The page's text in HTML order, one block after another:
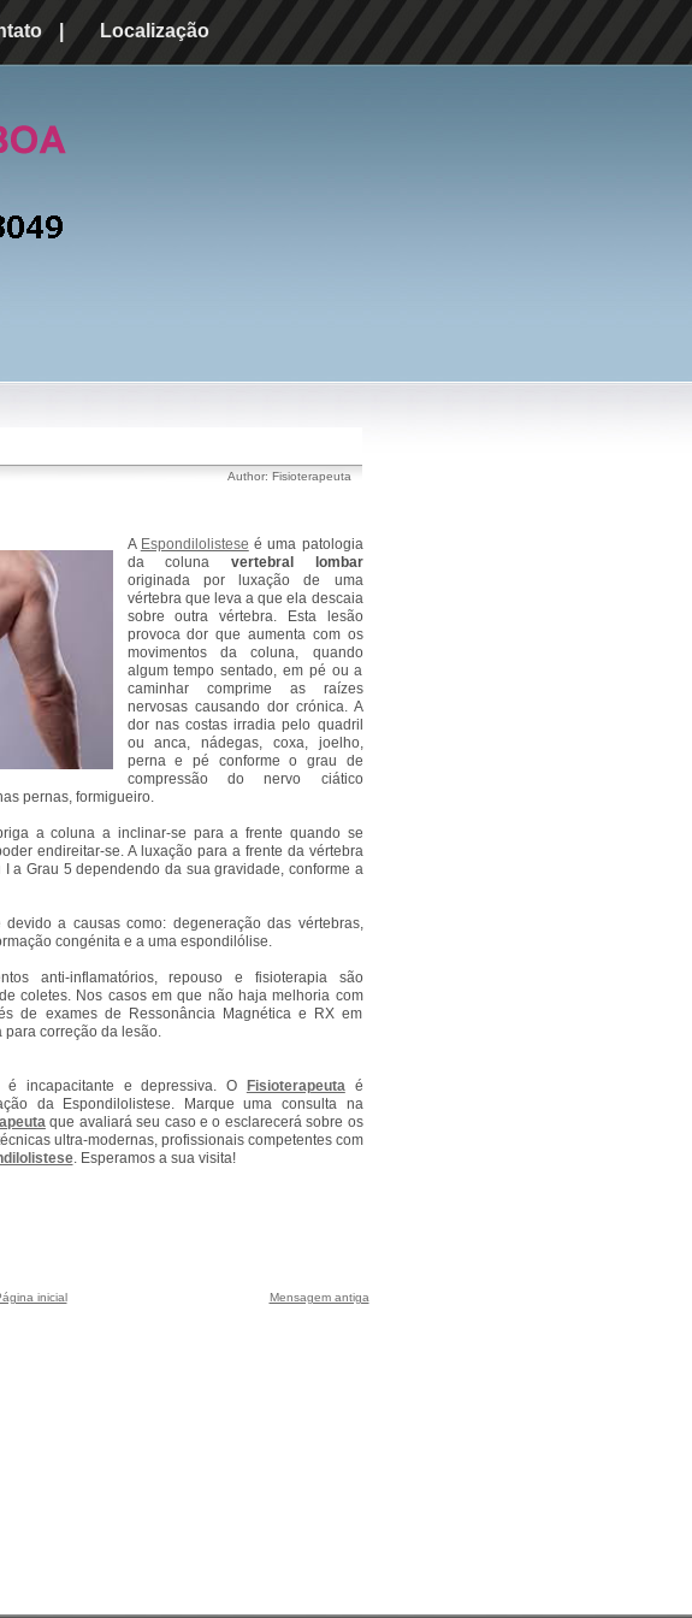
| Localização
Author: Fisioterapeuta
A Espondilolistese é uma patologia
da coluna vertebral lombar
originada por luxação de uma
vértebra que leva a que ela descaia
sobre outra vértebra. Esta lesão
provoca dor que aumenta com os
movimentos da coluna, quando
algum tempo sentado, em pé ou a
caminhar comprime as raízes
nervosas causando dor crónica. A
dor nas costas irradia pelo quadril
ou anca, nádegas, coxa, joelho,
perna e pé conforme o grau de
compressão do nervo ciático
pernas, formigueiro.
a coluna a inclinar-se para a frente quando se
endireitar-se. A luxação para a frente da vértebra
a Grau 5 dependendo da sua gravidade, conforme a
devido a causas como: degeneração das vértebras,
congénita e a uma espondilólise.
anti-inflamatórios, repouso e fisioterapia são
coletes. Nos casos em que não haja melhoria com
de exames de Ressonância Magnética e RX em
correção da lesão.
incapacitante e depressiva. O Fisioterapeutaé
da Espondilolistese. Marque uma consulta na
que avaliará seu caso e o esclarecerá sobre os
ultra-modernas, profissionais competentes com
. Esperamos a sua visita!
Mensagem antiga
inicial